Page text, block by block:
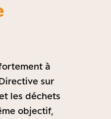
à
sur
les déchets
objectif,